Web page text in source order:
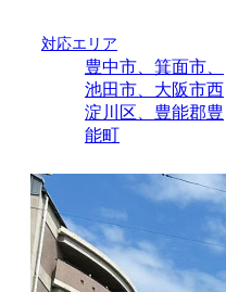
対応エリア
豊中市、箕面市、
池田市、大阪市西
淀川区、豊能郡豊
能町